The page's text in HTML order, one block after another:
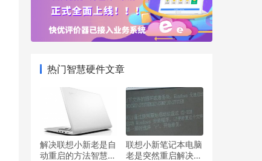
热门智慧硬件文章
解决联想小新老是自
动重启的方法智慧硬
联想小新笔记本电脑
老是突然重启解决方